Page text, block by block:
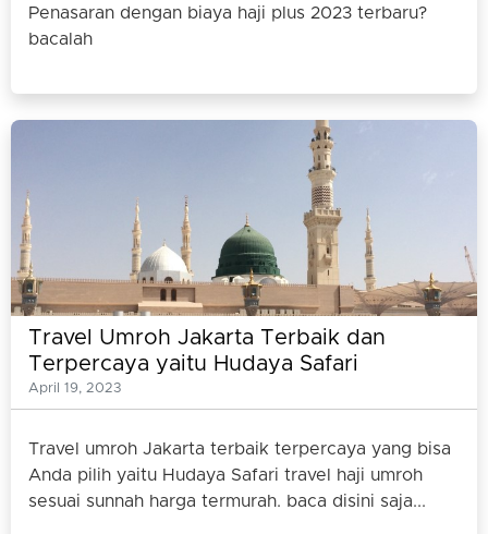
Penasaran dengan biaya haji plus 2023 terbaru?
bacalah
Travel Umroh Jakarta Terbaik dan
Terpercaya yaitu Hudaya Safari
April 19, 2023
Travel umroh Jakarta terbaik terpercaya yang bisa
Anda pilih yaitu Hudaya Safari travel haji umroh
sesuai sunnah harga termurah. baca disini saja...